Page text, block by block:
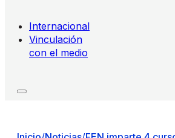
Internacional
Vinculación
con el medio